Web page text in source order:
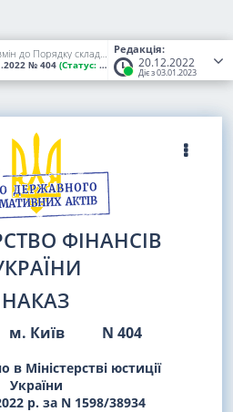
Редакція:
20.12.2022
Діє з 03.01.2023
Про внесення змін до Порядку складання бюджетної звітності розпорядниками та одержувачами бюджетних коштів, звітності фондами загальнообов'язкового державного соціального і пенсійного страхування
№ 404 (Статус:
ФІНАНСІВ
НАКАЗ
м. Київ N 404
в Міністерстві юстиції
України
р. за N 1598/38934